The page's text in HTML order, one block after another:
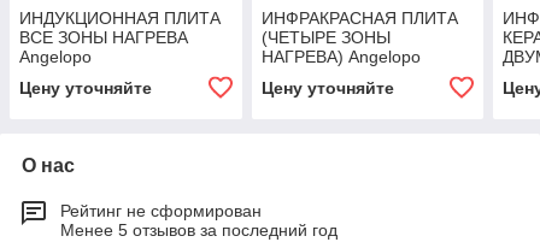
ИНДУКЦИОННАЯ ПЛИТА
ВСЕ ЗОНЫ НАГРЕВА
Angelopo
Цену уточняйте
ИНФРАКРАСНАЯ ПЛИТА
(ЧЕТЫРЕ ЗОНЫ
НАГРЕВА) Angelopo
Цену уточняйте
О нас
Рейтинг не сформирован
Менее 5 отзывов за последний год